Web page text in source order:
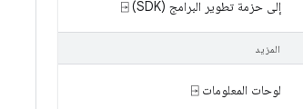
إلى حزمة تطوير البرامج (SDK) ⍈
المزيد
لوحات المعلومات ⍈